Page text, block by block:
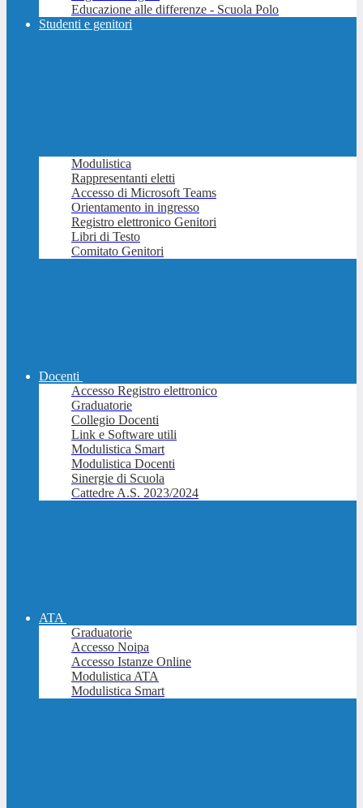
Educazione alle differenze - Scuola Polo
Studenti e genitori
Modulistica
Rappresentanti eletti
Accesso di Microsoft Teams
Orientamento in ingresso
Registro elettronico Genitori
Libri di Testo
Comitato Genitori
Docenti
Accesso Registro elettronico
Graduatorie
Collegio Docenti
Link e Software utili
Modulistica Smart
Modulistica Docenti
Sinergie di Scuola
Cattedre A.S. 2023/2024
ATA
Graduatorie
Accesso Noipa
Accesso Istanze Online
Modulistica ATA
Modulistica Smart